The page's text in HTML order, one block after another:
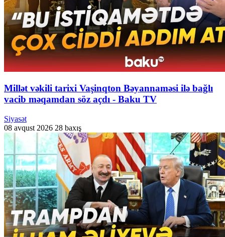
Millət vəkili tarixi Vaşinqton Bəyannaməsi ilə bağlı
vacib məqamdan söz açdı - Baku TV
Siyasət
08 avqust 2026 28 baxış